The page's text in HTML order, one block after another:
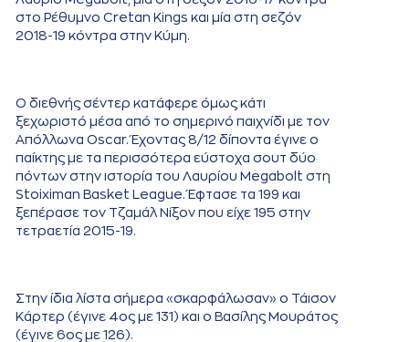
στο Ρέθυμνο Cretan Kings και μία στη σεζόν
2018-19 κόντρα στην Κύμη.
Ο διεθνής σέντερ κατάφερε όμως κάτι
ξεχωριστό μέσα από το σημερινό παιχνίδι με τον
Απόλλωνα Oscar. Έχοντας 8/12 δίποντα έγινε ο
παίκτης με τα περισσότερα εύστοχα σουτ δύο
πόντων στην ιστορία του Λαυρίου Megabolt στη
Stoiximan Basket League. Έφτασε τα 199 και
ξεπέρασε τον Τζαμάλ Νίξον που είχε 195 στην
τετραετία 2015-19.
Στην ίδια λίστα σήμερα «σκαρφάλωσαν» ο Τάισον
Κάρτερ (έγινε 4ος με 131) και ο Βασίλης Μουράτος
(έγινε 6ος με 126).